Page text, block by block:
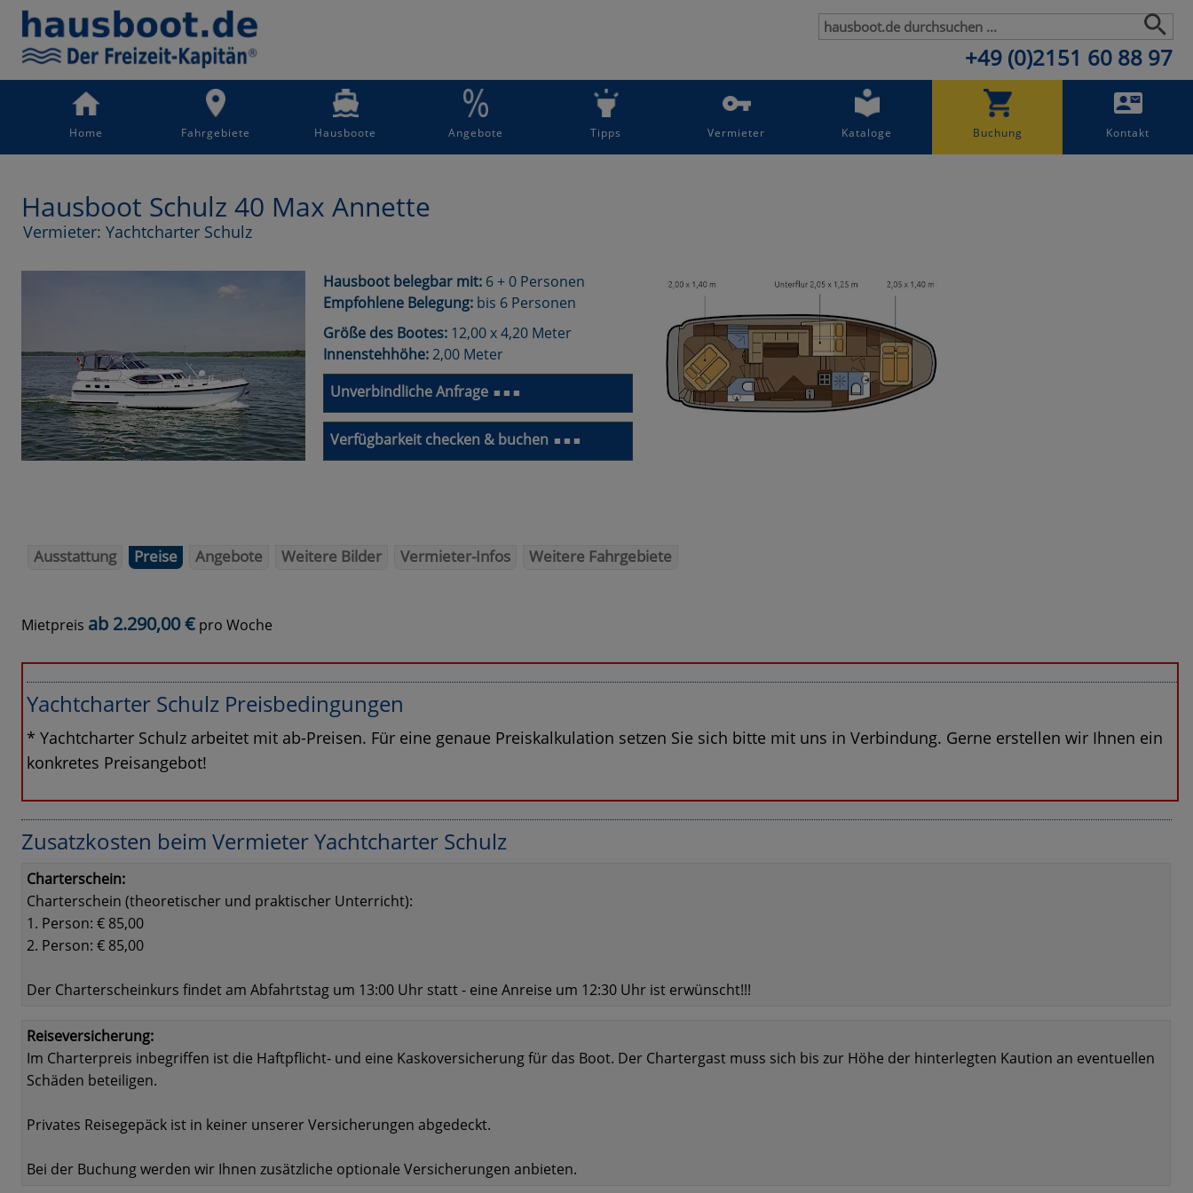
+49 (0)2151 60 88 97
Home Fahrgebiete Hausboote Angebote Tipps Vermieter Kataloge Buchung Kontakt
Hausboot Schulz 40 Max Annette
Vermieter: Yachtcharter Schulz
Hausboot belegbar mit: 6 + 0 Personen
Empfohlene Belegung: bis 6 Personen
Größe des Bootes: 12,00 x 4,20 Meter
Innenstehhöhe:2,00 Meter
Unverbindliche Anfrage ■ ■ ■
Verfügbarkeit checken & buchen ■ ■ ■
Ausstattung Preise Angebote Weitere Bilder Vermieter-Infos Weitere Fahrgebiete
Mietpreis ab 2.290,00 € pro Woche
Yachtcharter Schulz Preisbedingungen
* Yachtcharter Schulz arbeitet mit ab-Preisen. Für eine genaue Preiskalkulation setzen Sie sich bitte mit uns in Verbindung. Gerne erstellen wir Ihnen ein
konkretes Preisangebot!
Zusatzkosten beim Vermieter Yachtcharter Schulz
Charterschein:
Charterschein (theoretischer und praktischer Unterricht):
1. Person: € 85,00
2. Person: € 85,00
Der Charterscheinkurs findet am Abfahrtstag um 13:00 Uhr statt - eine Anreise um 12:30 Uhr ist erwünscht!!!
Reiseversicherung:
Im Charterpreis inbegriffen ist die Haftpflicht- und eine Kaskoversicherung für das Boot. Der Chartergast muss sich bis zur Höhe der hinterlegten Kaution an eventuellen
Schäden beteiligen.
Privates Reisegepäck ist in keiner unserer Versicherungen abgedeckt.
Bei der Buchung werden wir Ihnen zusätzliche optionale Versicherungen anbieten.